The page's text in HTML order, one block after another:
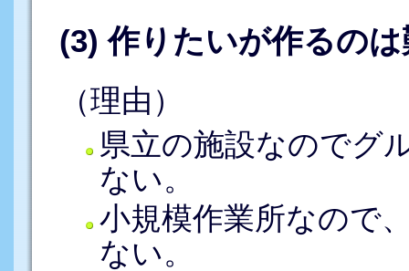
(3) 作りたいが作るの
（理由）
県立の施設なのでグ
ない。
小規模作業所なので
ない。